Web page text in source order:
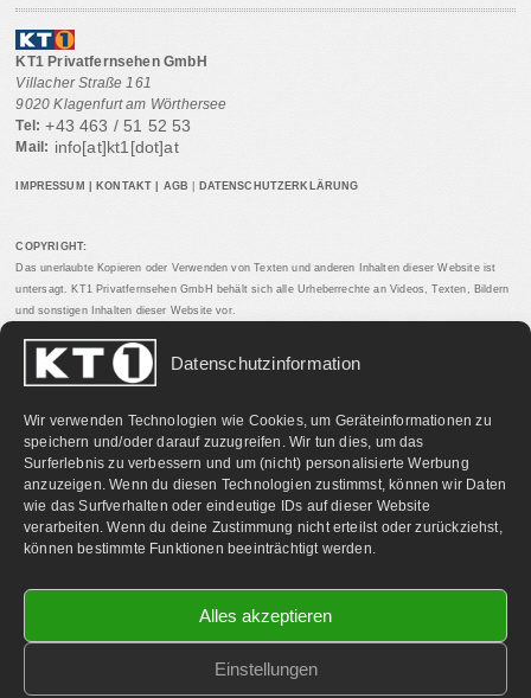
Datenschutzinformation
Wir verwenden Technologien wie Cookies, um Geräteinformationen zu
speichern und/oder darauf zuzugreifen. Wir tun dies, um das
Surferlebnis zu verbessern und um (nicht) personalisierte Werbung
anzuzeigen. Wenn du diesen Technologien zustimmst, können wir Daten
wie das Surfverhalten oder eindeutige IDs auf dieser Website
verarbeiten. Wenn du deine Zustimmung nicht erteilst oder zurückziehst,
können bestimmte Funktionen beeinträchtigt werden.
Alles akzeptieren
Einstellungen
KT1 Privatfernsehen GmbH
Villacher Straße 161
9020 Klagenfurt am Wörthersee
Tel: +43 463 / 51 52 53
Mail: info[at]kt1[dot]at
IMPRESSUM KONTAKT AGB DATENSCHUTZERKLÄRUNG
COPYRIGHT:
Das unerlaubte Kopieren oder Verwenden von Texten und anderen Inhalten dieser Website ist
untersagt. KT1 Privatfernsehen GmbH behält sich alle Urheberrechte an Videos, Texten, Bildern
und sonstigen Inhalten dieser Website vor.
PARTNERLINKS:
2026 KT1 Privatfernsehen - Alle Rechte vorbehalten.